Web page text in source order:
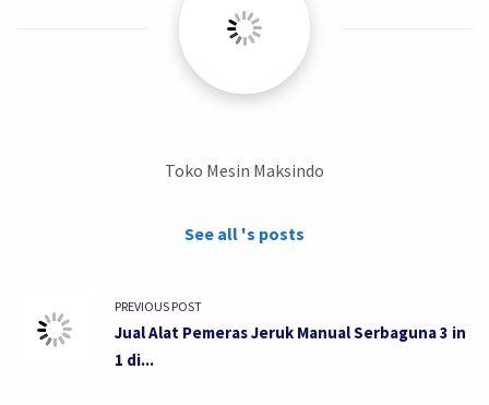
Toko Mesin Maksindo
See all 's posts
PREVIOUS POST
Jual Alat Pemeras Jeruk Manual Serbaguna 3 in
1 di...